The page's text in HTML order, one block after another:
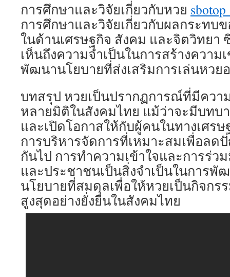
การศึกษาและวิจัยเกี่ยวกับหวย
การศึกษาและวิจัยเกี่ยวกับผลกระทบ
ในด้านเศรษฐกิจ สังคม และจิตวิทยา
เห็นถึงความจำเป็นในการสร้างความ
พัฒนานโยบายที่ส่งเสริมการเล่นหวย
บทสรุป หวยเป็นปรากฏการณ์ที่มีคว
หลายมิติในสังคมไทย แม้ว่าจะมีบทบ
และเปิดโอกาสให้กับผู้คนในทางเศร
การบริหารจัดการที่เหมาะสมเพื่อล
กันไป การทำความเข้าใจและการร่ว
และประชาชนเป็นสิ่งจำเป็นในการพั
นโยบายที่สมดุลเพื่อให้หวยเป็นกิจกร
สูงสุดอย่างยั่งยืนในสังคมไทย